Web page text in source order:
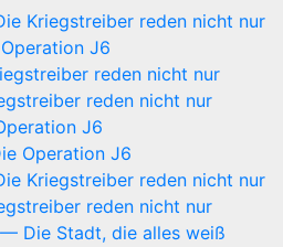
Kriegstreiber reden nicht nur
J6
reden nicht nur
reden nicht nur
J6
Operation J6
Kriegstreiber reden nicht nur
reden nicht nur
Die Stadt, die alles weiß